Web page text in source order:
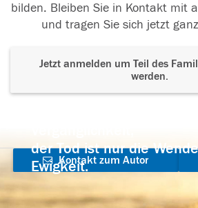
bilden. Bleiben Sie in Kontakt mit
und tragen Sie sich jetzt
Jetzt anmelden um Teil des
werden.
der Tod ist nur die
Ewigkeit.
Kontakt zum Autor
aufnehmen